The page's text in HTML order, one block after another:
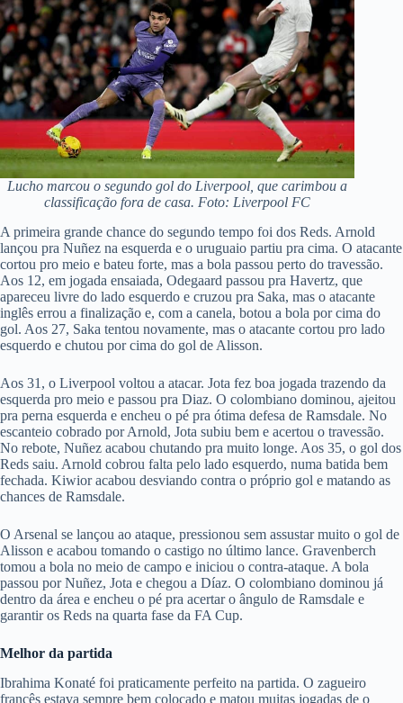
Lucho marcou o segundo gol do Liverpool, que carimbou a
classificação fora de casa. Foto: Liverpool FC
A primeira grande chance do segundo tempo foi dos Reds. Arnold
lançou pra Nuñez na esquerda e o uruguaio partiu pra cima. O atacante
cortou pro meio e bateu forte, mas a bola passou perto do travessão.
Aos 12, em jogada ensaiada, Odegaard passou pra Havertz, que
apareceu livre do lado esquerdo e cruzou pra Saka, mas o atacante
inglês errou a finalização e, com a canela, botou a bola por cima do
gol. Aos 27, Saka tentou novamente, mas o atacante cortou pro lado
esquerdo e chutou por cima do gol de Alisson.
Aos 31, o Liverpool voltou a atacar. Jota fez boa jogada trazendo da
esquerda pro meio e passou pra Diaz. O colombiano dominou, ajeitou
pra perna esquerda e encheu o pé pra ótima defesa de Ramsdale. No
escanteio cobrado por Arnold, Jota subiu bem e acertou o travessão.
No rebote, Nuñez acabou chutando pra muito longe. Aos 35, o gol dos
Reds saiu. Arnold cobrou falta pelo lado esquerdo, numa batida bem
fechada. Kiwior acabou desviando contra o próprio gol e matando as
chances de Ramsdale.
O Arsenal se lançou ao ataque, pressionou sem assustar muito o gol de
Alisson e acabou tomando o castigo no último lance. Gravenberch
tomou a bola no meio de campo e iniciou o contra-ataque. A bola
passou por Nuñez, Jota e chegou a Díaz. O colombiano dominou já
dentro da área e encheu o pé pra acertar o ângulo de Ramsdale e
garantir os Reds na quarta fase da FA Cup.
Melhor da partida
Ibrahima Konaté foi praticamente perfeito na partida. O zagueiro
francês estava sempre bem colocado e matou muitas jogadas de o